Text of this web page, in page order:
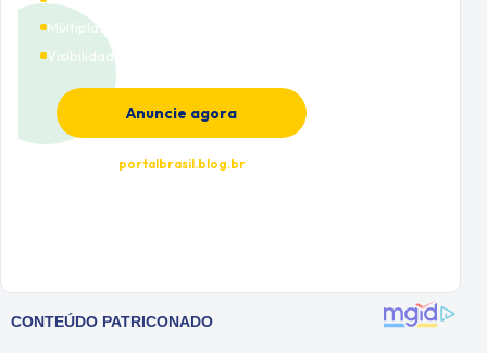
Múltiplas categorias
Visibilidade premium
Anuncie agora
portalbrasil.blog.br